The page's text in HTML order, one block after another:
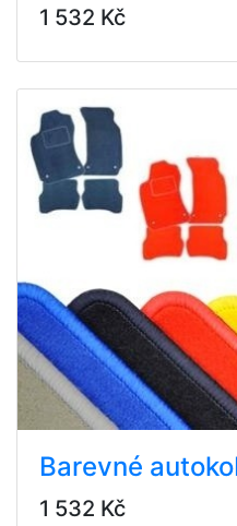
1 532 Kč
Barevné
1 532 Kč